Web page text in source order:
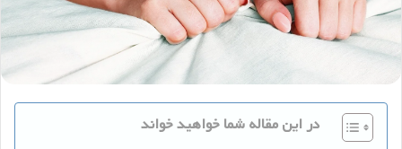
در این مقاله شما خواهید خواند